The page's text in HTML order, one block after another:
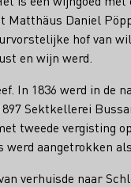
Matthäus Daniel
hof van
en wijn werd.
In 1836 werd in de
Sektkellerei
tweede vergisting
werd aangetrokken
verhuisde naar